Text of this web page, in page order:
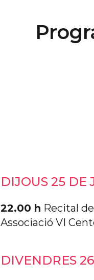
DIJOUS 25 DE
22.00 h Recital
Associació VI
DIVENDRES